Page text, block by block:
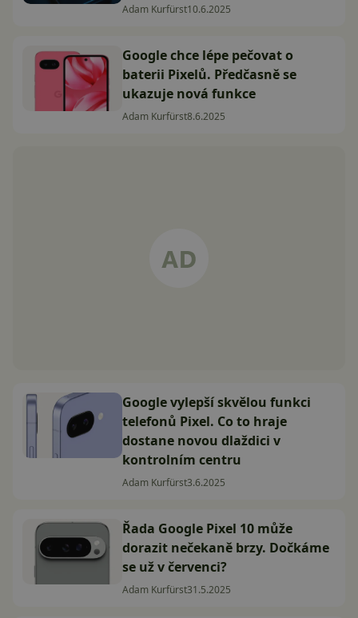
Adam Kurfürst10.6.2025
Google chce lépe pečovat o
baterii Pixelů. Předčasně se
ukazuje nová funkce
Adam Kurfürst8.6.2025
Google vylepší skvělou funkci
telefonů Pixel. Co to hraje
dostane novou dlaždici v
kontrolním centru
Adam Kurfürst3.6.2025
Řada Google Pixel 10 může
dorazit nečekaně brzy. Dočkáme
se už v červenci?
Adam Kurfürst31.5.2025